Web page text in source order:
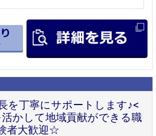
を丁寧にサポートします♪<
かして地域貢献ができる職
者大歓迎☆